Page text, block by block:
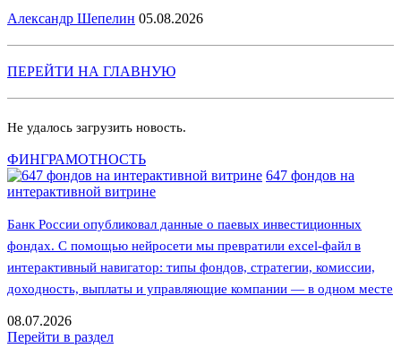
Александр Шепелин 05.08.2026
ПЕРЕЙТИ НА ГЛАВНУЮ
Не удалось загрузить новость.
ФИНГРАМОТНОСТЬ
647 фондов на
интерактивной витрине
Банк России опубликовал данные о паевых инвестиционных
фондах. С помощью нейросети мы превратили excel-файл в
интерактивный навигатор: типы фондов, стратегии, комиссии,
доходность, выплаты и управляющие компании — в одном месте
08.07.2026
Перейти в раздел